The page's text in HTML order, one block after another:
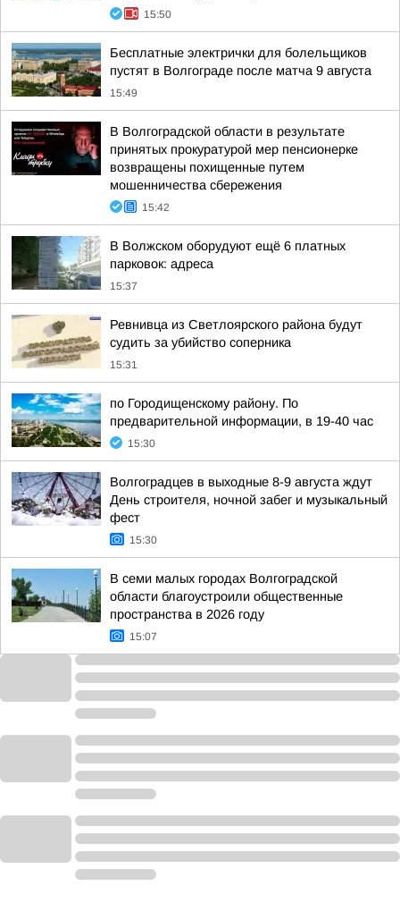
15:50
Бесплатные электрички для болельщиков
пустят в Волгограде после матча 9 августа
15:49
В Волгоградской области в результате
принятых прокуратурой мер пенсионерке
возвращены похищенные путем
мошенничества сбережения
15:42
В Волжском оборудуют ещё 6 платных
парковок: адреса
15:37
Ревнивца из Светлоярского района будут
судить за убийство соперника
15:31
по Городищенскому району. По
предварительной информации, в 19-40 час
15:30
Волгоградцев в выходные 8-9 августа ждут
День строителя, ночной забег и музыкальный
фест
15:30
В семи малых городах Волгоградской
области благоустроили общественные
пространства в 2026 году
15:07